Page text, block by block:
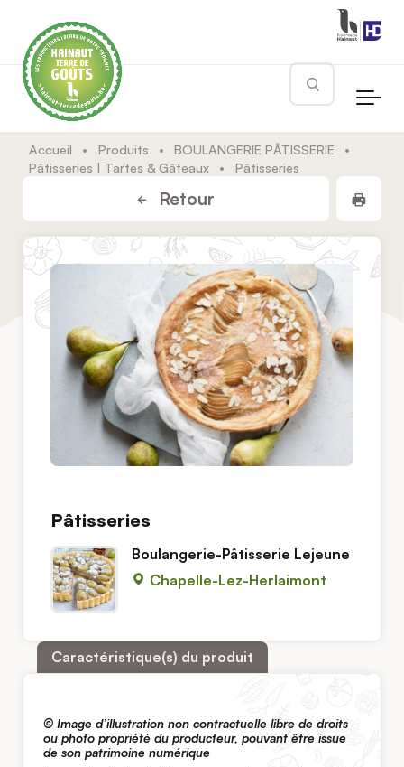
Rechercher
Accueil • Produits • BOULANGERIE PÂTISSERIE
•
Pâtisseries | Tartes & Gâteaux
• Pâtisseries
Retour
Pâtisseries
Boulangerie-Pâtisserie Lejeune
Chapelle-Lez-Herlaimont
Caractéristique(s) du produit
© Image d’illustration non contractuelle libre de droits
ou photo propriété du producteur, pouvant être issue
de son patrimoine numérique